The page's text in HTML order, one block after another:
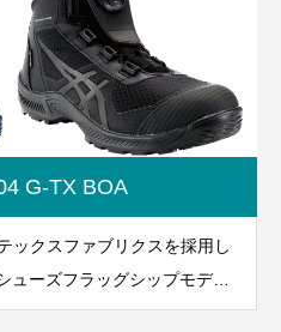
G-TX BOA
ックスファブリクスを採用し
ューズフラッグシップモデ